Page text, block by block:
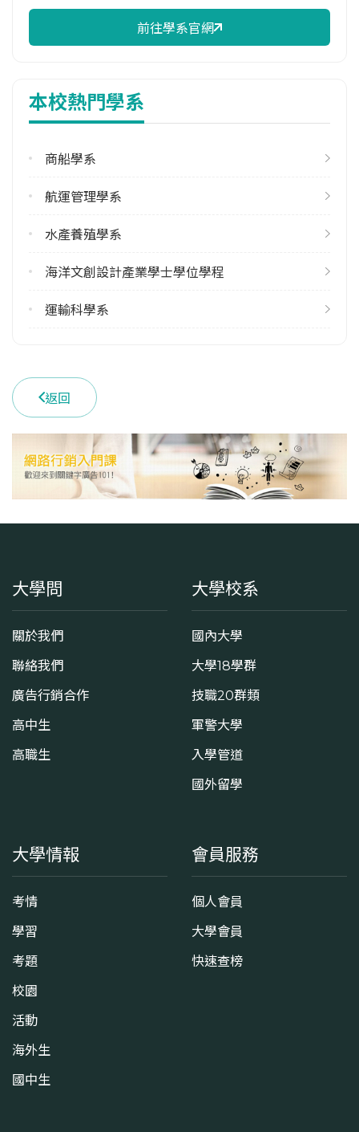
113學年度上學期
113學年度下學期
1
雙主修人數
2
113學年度下學期
(02)24622192#2010
前往學系官網
本校熱門學系
商船學系
航運管理學系
水產養殖學系
海洋文創設計產業學士學位學程
運輸科學系
返回
大學問
關於我們
聯絡我們
廣告行銷合作
高中生
高職生
大學校系
國內大學
大學18學群
技職20群類
軍警大學
入學管道
國外留學
大學情報
考情
學習
考題
校園
活動
海外生
國中生
會員服務
個人會員
大學會員
快速查榜